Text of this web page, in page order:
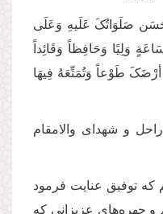
صَلَوَاتُکَ عَلَیهِ وَعَلَی
وَلِیًا وَحَافِظاً وَقَائِداً
أرْضَکَ طَوْعاً وَتُمَتِّعَهُ فِیهَا
و شهدای والامقام
که توفیق عنایت فرمود
چهره‌های عزیزانی که